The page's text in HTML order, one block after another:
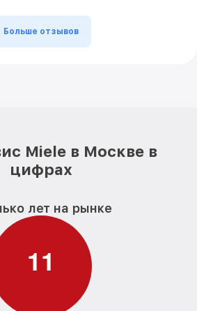
Больше отзывов
Miele в Москве в
цифрах
лет на рынке
11